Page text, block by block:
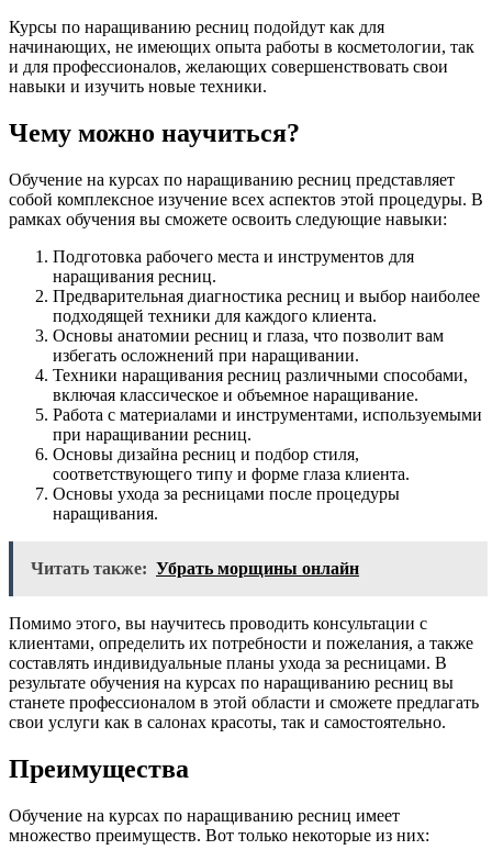
Курсы по наращиванию ресниц подойдут как для
начинающих, не имеющих опыта работы в косметологии, так
и для профессионалов, желающих совершенствовать свои
навыки и изучить новые техники.
Чему можно научиться?
Обучение на курсах по наращиванию ресниц представляет
собой комплексное изучение всех аспектов этой процедуры. В
рамках обучения вы сможете освоить следующие навыки:
Подготовка рабочего места и инструментов для
наращивания ресниц.
Предварительная диагностика ресниц и выбор наиболее
подходящей техники для каждого клиента.
Основы анатомии ресниц и глаза, что позволит вам
избегать осложнений при наращивании.
Техники наращивания ресниц различными способами,
включая классическое и объемное наращивание.
Работа с материалами и инструментами, используемыми
при наращивании ресниц.
Основы дизайна ресниц и подбор стиля,
соответствующего типу и форме глаза клиента.
Основы ухода за ресницами после процедуры
наращивания.
Читать также: Убрать морщины онлайн
Помимо этого, вы научитесь проводить консультации с
клиентами, определить их потребности и пожелания, а также
составлять индивидуальные планы ухода за ресницами. В
результате обучения на курсах по наращиванию ресниц вы
станете профессионалом в этой области и сможете предлагать
свои услуги как в салонах красоты, так и самостоятельно.
Преимущества
Обучение на курсах по наращиванию ресниц имеет
множество преимуществ. Вот только некоторые из них: